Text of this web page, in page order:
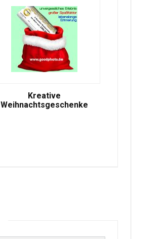
Kreative
Weihnachtsgeschenke